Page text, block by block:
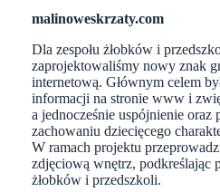
malinoweskrzaty.com
Dla zespołu żłobków i
zaprojektowaliśmy nowy znak
internetową. Głównym celem
informacji na stronie www i
a jednocześnie uspójnienie oraz
zachowaniu dziecięcego
W ramach projektu
zdjęciową wnętrz, podkreślając
żłobków i przedszkoli.